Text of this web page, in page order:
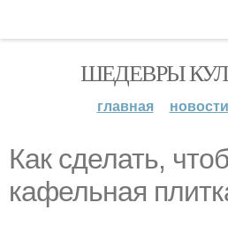
ШЕДЕВРЫ
главная новости
Как сделать,
кафельная